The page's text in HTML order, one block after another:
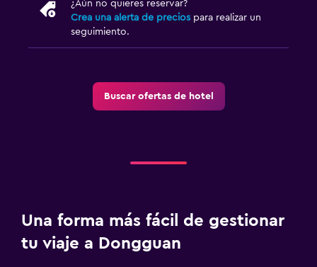
¿Aún no quieres reservar?
Crea una alerta de precios para realizar un
seguimiento.
Buscar ofertas de hotel
Una forma más fácil de gestionar
tu viaje a Dongguan